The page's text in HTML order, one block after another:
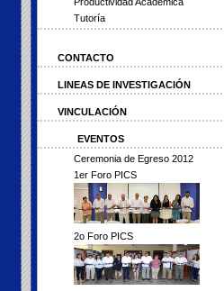
Tutoría
CONTACTO
LINEAS DE INVESTIGACIÓN
VINCULACIÓN
EVENTOS
Ceremonia de Egreso 2012
1er Foro PICS
2o Foro PICS